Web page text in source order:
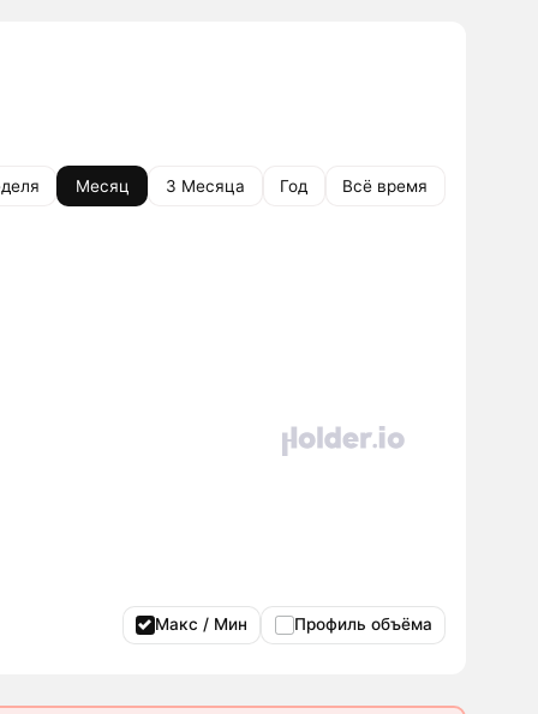
Месяц 3 Месяца Год Всё время
Макс / Мин Профиль объёма